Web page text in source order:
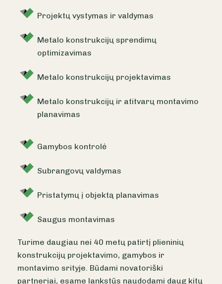
Projektų vystymas ir valdymas
Metalo konstrukcijų sprendimų
optimizavimas
Metalo konstrukcijų projektavimas
Metalo konstrukcijų ir atitvarų montavimo
planavimas
Gamybos kontrolė
Subrangovų valdymas
Pristatymų į objektą planavimas
Saugus montavimas
Turime daugiau nei 40 metų patirtį plieninių
konstrukcijų projektavimo, gamybos ir
montavimo srityje. Būdami novatoriški
partneriai, esame lankstūs naudodami daug kitų